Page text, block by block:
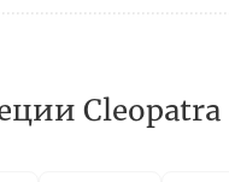
Cleopatra